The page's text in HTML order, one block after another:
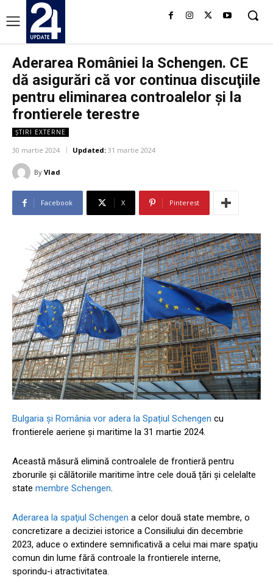
Aderarea României la Schengen. CE
dă asigurări că vor continua discuţiile
pentru eliminarea controalelor şi la
frontierele terestre
ȘTIRI EXTERNE
30 martie 2024 Updated: 31 martie 2024
By Vlad
Facebook X Pinterest
Bulgaria și România vor adera la Spațiul Schengen cu
frontierele aeriene și maritime la 31 martie 2024.
Această măsură elimină controalele de frontieră pentru
zborurile și călătoriile maritime între cele două țări și celelalte
state membre Schengen.
Aderarea la spaţiul Schengen a celor două state membre, o
concretizare a deciziei istorice a Consiliului din decembrie
2023, aduce o extindere semnificativă a celui mai mare spaţiu
comun din lume fără controale la frontierele interne,
sporindu-i atractivitatea.